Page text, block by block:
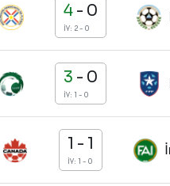
4- 0
İY: 2 - 0
3 - 0
İY: 1 - 0
1 - 1
İY: 1 - 0